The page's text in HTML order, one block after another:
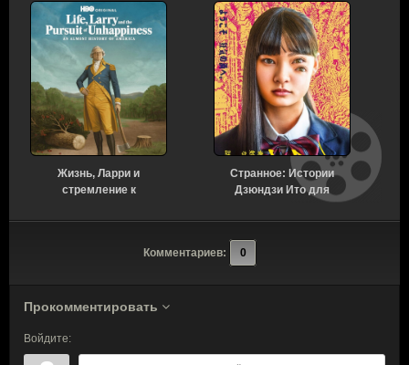
Жизнь, Ларри и
стремление к
история Америки 1 сезон
Странное: Истории
Дзюндзи Ито для
бессонных ночей 1
сезон 6 серия [Смотреть
Комментариев:
0
Прокомментировать
Войдите: